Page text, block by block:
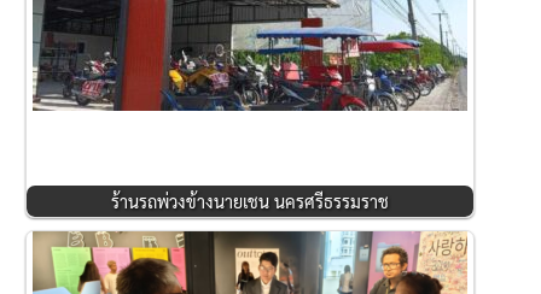
ร้านรถพ่วงข้างนายเชน นครศรีธรรมราช